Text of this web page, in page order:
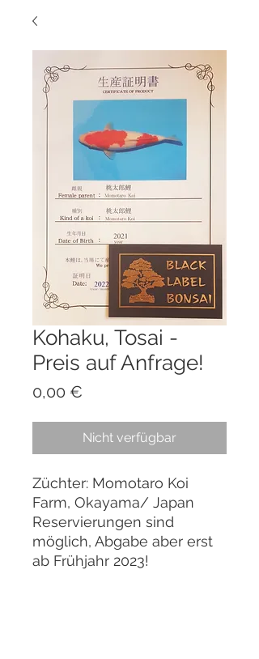
Kohaku, Tosai -
Preis auf Anfrage!
0,00 €
Nicht verfügbar
Züchter: Momotaro Koi
Farm, Okayama/ Japan
Reservierungen sind
möglich, Abgabe aber erst
ab Frühjahr 2023!